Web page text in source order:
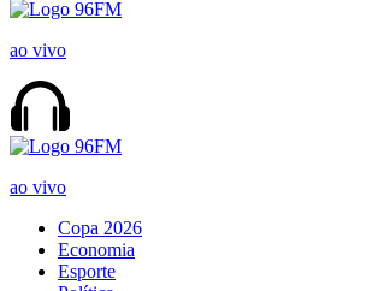
ao vivo
ao vivo
Copa 2026
Economia
Esporte